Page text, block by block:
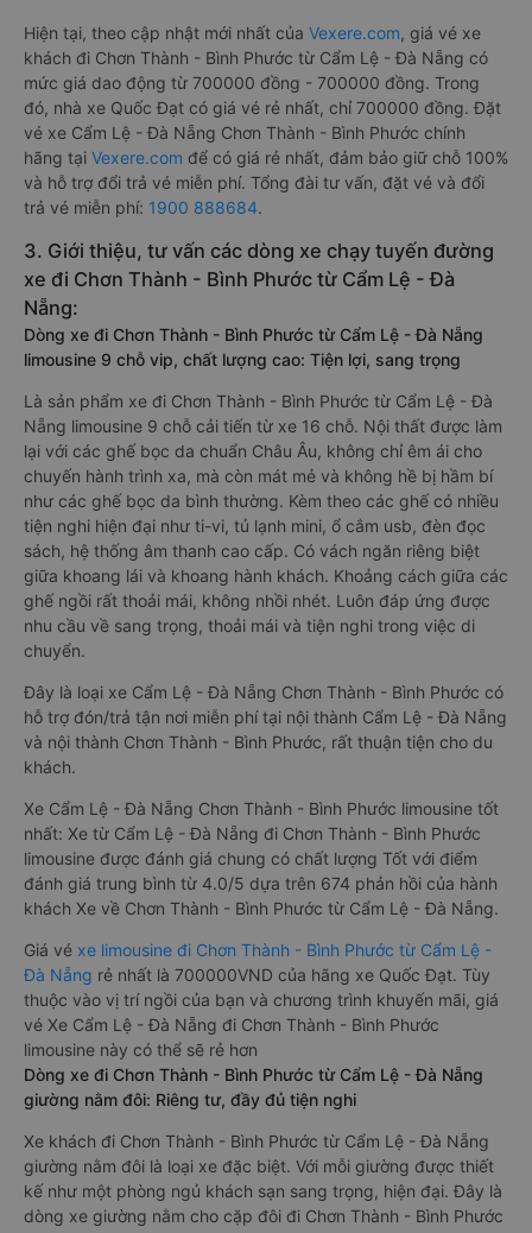
Hiện tại, theo cập nhật mới nhất của Vexere.com, giá vé xe
khách đi Chơn Thành - Bình Phước từ Cẩm Lệ - Đà Nẵng có
mức giá dao động từ 700000 đồng - 700000 đồng. Trong
đó, nhà xe Quốc Đạt có giá vé rẻ nhất, chỉ 700000 đồng. Đặt
vé xe Cẩm Lệ - Đà Nẵng Chơn Thành - Bình Phước chính
hãng tại Vexere.com để có giá rẻ nhất, đảm bảo giữ chỗ 100%
và hỗ trợ đổi trả vé miễn phí. Tổng đài tư vấn, đặt vé và đổi
trả vé miễn phí: 1900 888684.
3. Giới thiệu, tư vấn các dòng xe chạy tuyến đường
xe đi Chơn Thành - Bình Phước từ Cẩm Lệ - Đà
Nẵng:
Dòng xe đi Chơn Thành - Bình Phước từ Cẩm Lệ - Đà Nẵng
limousine 9 chỗ vip, chất lượng cao: Tiện lợi, sang trọng
Là sản phẩm xe đi Chơn Thành - Bình Phước từ Cẩm Lệ - Đà
Nẵng limousine 9 chỗ cải tiến từ xe 16 chỗ. Nội thất được làm
lại với các ghế bọc da chuẩn Châu Âu, không chỉ êm ái cho
chuyến hành trình xa, mà còn mát mẻ và không hề bị hầm bí
như các ghế bọc da bình thường. Kèm theo các ghế có nhiều
tiện nghi hiện đại như ti-vi, tủ lạnh mini, ổ cắm usb, đèn đọc
sách, hệ thống âm thanh cao cấp. Có vách ngăn riêng biệt
giữa khoang lái và khoang hành khách. Khoảng cách giữa các
ghế ngồi rất thoải mái, không nhồi nhét. Luôn đáp ứng được
nhu cầu về sang trọng, thoải mái và tiện nghi trong việc di
chuyển.
Đây là loại xe Cẩm Lệ - Đà Nẵng Chơn Thành - Bình Phước có
hỗ trợ đón/trả tận nơi miễn phí tại nội thành Cẩm Lệ - Đà Nẵng
và nội thành Chơn Thành - Bình Phước, rất thuận tiện cho du
khách.
Xe Cẩm Lệ - Đà Nẵng Chơn Thành - Bình Phước limousine tốt
nhất: Xe từ Cẩm Lệ - Đà Nẵng đi Chơn Thành - Bình Phước
limousine được đánh giá chung có chất lượng Tốt với điểm
đánh giá trung bình từ 4.0/5 dựa trên 674 phản hồi của hành
khách Xe về Chơn Thành - Bình Phước từ Cẩm Lệ - Đà Nẵng.
Giá vé xe limousine đi Chơn Thành - Bình Phước từ Cẩm Lệ -
Đà Nẵng rẻ nhất là 700000VND của hãng xe Quốc Đạt. Tùy
thuộc vào vị trí ngồi của bạn và chương trình khuyến mãi, giá
vé Xe Cẩm Lệ - Đà Nẵng đi Chơn Thành - Bình Phước
limousine này có thể sẽ rẻ hơn
Dòng xe đi Chơn Thành - Bình Phước từ Cẩm Lệ - Đà Nẵng
giường nằm đôi: Riêng tư, đầy đủ tiện nghi
Xe khách đi Chơn Thành - Bình Phước từ Cẩm Lệ - Đà Nẵng
giường nằm đôi là loại xe đặc biệt. Với mỗi giường được thiết
kế như một phòng ngủ khách sạn sang trọng, hiện đại. Đây là
dòng xe giường nằm cho cặp đôi đi Chơn Thành - Bình Phước